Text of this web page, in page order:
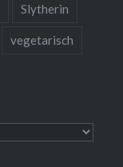
Slytherin
vegetarisch